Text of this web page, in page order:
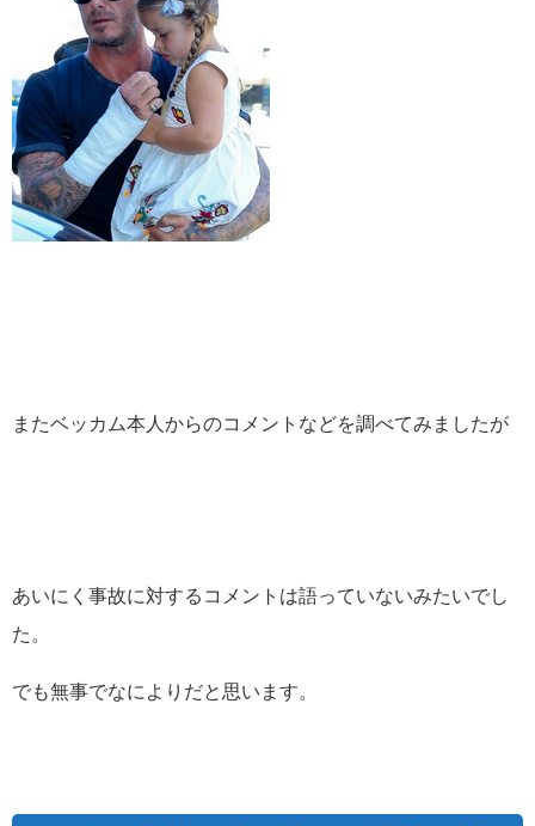
またベッカム本人からのコメントなどを調べてみましたが
あいにく事故に対するコメントは語っていないみたいでし
た。
でも無事でなによりだと思います。